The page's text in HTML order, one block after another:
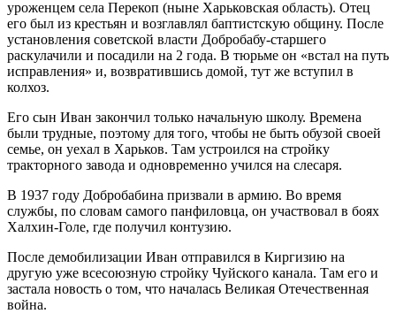
уроженцем села Перекоп (ныне Харьковская область). Отец
его был из крестьян и возглавлял баптистскую общину. После
установления советской власти Добробабу-старшего
раскулачили и посадили на 2 года. В тюрьме он «встал на путь
исправления» и, возвратившись домой, тут же вступил в
колхоз.
Его сын Иван закончил только начальную школу. Времена
были трудные, поэтому для того, чтобы не быть обузой своей
семье, он уехал в Харьков. Там устроился на стройку
тракторного завода и одновременно учился на слесаря.
В 1937 году Добробабина призвали в армию. Во время
службы, по словам самого панфиловца, он участвовал в боях
Халхин-Голе, где получил контузию.
После демобилизации Иван отправился в Киргизию на
другую уже всесоюзную стройку Чуйского канала. Там его и
застала новость о том, что началась Великая Отечественная
война.